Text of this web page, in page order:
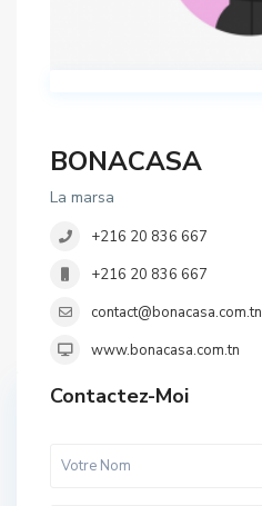
BONACASA
La marsa
+216 20 836 667
+216 20 836 667
contact@bonacasa.com.tn
www.bonacasa.com.tn
Contactez-Moi